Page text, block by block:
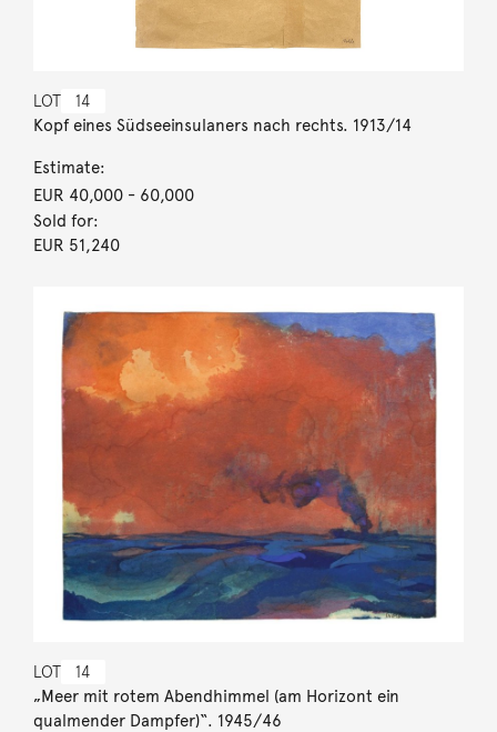
LOT 14
Kopf eines Südseeinsulaners nach rechts. 1913/14
Estimate:
EUR 40,000- 60,000
Sold for:
EUR 51,240
LOT 14
„Meer mit rotem Abendhimmel (am Horizont ein
qualmender Dampfer)“. 1945/46